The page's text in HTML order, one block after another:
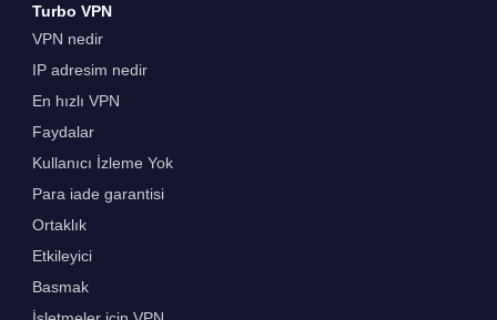
Turbo VPN
VPN nedir
IP adresim nedir
En hızlı VPN
Faydalar
Kullanıcı İzleme Yok
Para iade garantisi
Ortaklık
Etkileyici
Basmak